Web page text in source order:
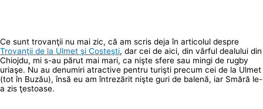
Ce sunt trovanţii nu mai zic, că am scris deja în articolul despre
Trovanţii de la Ulmet şi Costeşti, dar cei de aici, din vârful dealului din
Chiojdu, mi s-au părut mai mari, ca nişte sfere sau mingi de rugby
uriaşe. Nu au denumiri atractive pentru turişti precum cei de la Ulmet
(tot în Buzău), însă eu am întrezărit nişte guri de balenă, iar Smără le-
a zis ţestoase.